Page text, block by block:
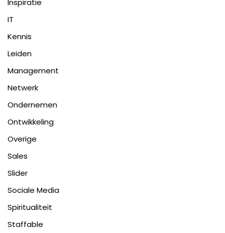
Inspiratie
IT
Kennis
Leiden
Management
Netwerk
Ondernemen
Ontwikkeling
Overige
Sales
Slider
Sociale Media
Spiritualiteit
Staffable